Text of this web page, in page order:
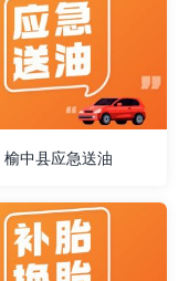
榆中县应急送油